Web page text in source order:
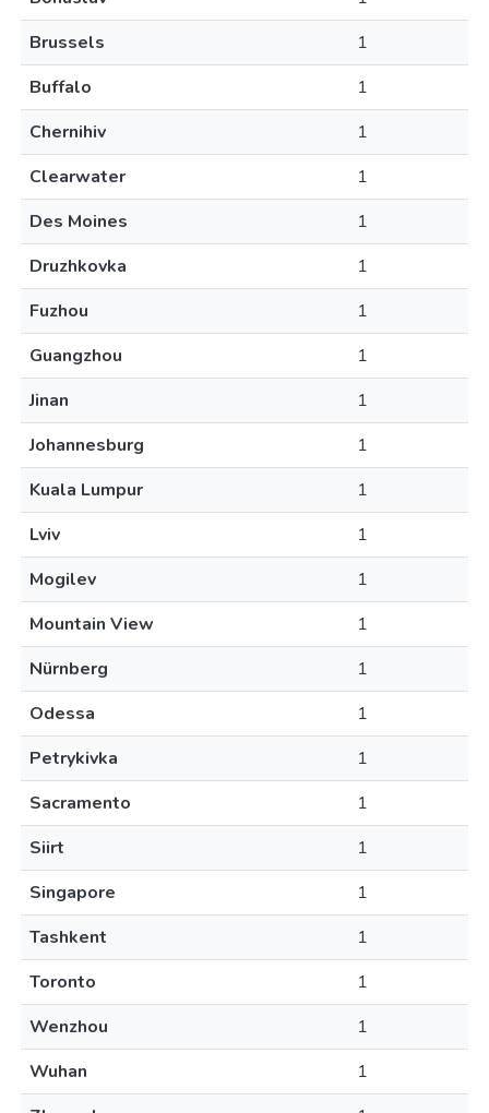
Brussels
1
Buffalo
1
Chernihiv
1
Clearwater
1
Des Moines
1
Druzhkovka
1
Fuzhou
1
Guangzhou
1
Jinan
1
Johannesburg
1
Kuala Lumpur
1
Lviv
1
Mogilev
1
Mountain View
1
Nürnberg
1
Odessa
1
Petrykivka
1
Sacramento
1
Siirt
1
Singapore
1
Tashkent
1
Toronto
1
Wenzhou
1
Wuhan
1